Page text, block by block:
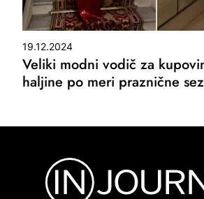
19.12.2024
Veliki modni vodič za
haljine po meri praznične